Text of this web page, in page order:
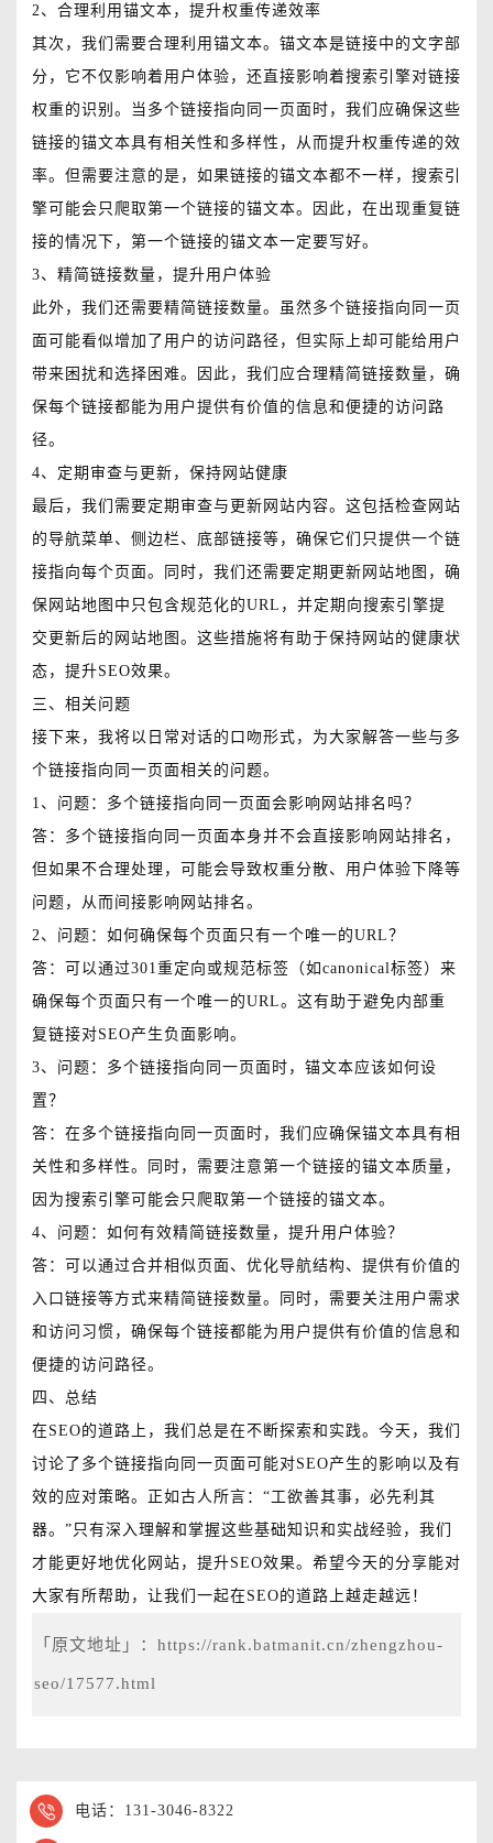
2、合理利用锚文本，提升权重传递效率
其次，我们需要合理利用锚文本。锚文本是链接中的文字部
分，它不仅影响着用户体验，还直接影响着搜索引擎对链接
权重的识别。当多个链接指向同一页面时，我们应确保这些
链接的锚文本具有相关性和多样性，从而提升权重传递的效
率。但需要注意的是，如果链接的锚文本都不一样，搜索引
擎可能会只爬取第一个链接的锚文本。因此，在出现重复链
接的情况下，第一个链接的锚文本一定要写好。
3、精简链接数量，提升用户体验
此外，我们还需要精简链接数量。虽然多个链接指向同一页
面可能看似增加了用户的访问路径，但实际上却可能给用户
带来困扰和选择困难。因此，我们应合理精简链接数量，确
保每个链接都能为用户提供有价值的信息和便捷的访问路
径。
4、定期审查与更新，保持网站健康
最后，我们需要定期审查与更新网站内容。这包括检查网站
的导航菜单、侧边栏、底部链接等，确保它们只提供一个链
接指向每个页面。同时，我们还需要定期更新网站地图，确
保网站地图中只包含规范化的URL，并定期向搜索引擎提
交更新后的网站地图。这些措施将有助于保持网站的健康状
态，提升SEO效果。
三、相关问题
接下来，我将以日常对话的口吻形式，为大家解答一些与多
个链接指向同一页面相关的问题。
1、问题：多个链接指向同一页面会影响网站排名吗？
答：多个链接指向同一页面本身并不会直接影响网站排名，
但如果不合理处理，可能会导致权重分散、用户体验下降等
问题，从而间接影响网站排名。
2、问题：如何确保每个页面只有一个唯一的URL？
答：可以通过301重定向或规范标签（如canonical标签）来
确保每个页面只有一个唯一的URL。这有助于避免内部重
复链接对SEO产生负面影响。
3、问题：多个链接指向同一页面时，锚文本应该如何设
置？
答：在多个链接指向同一页面时，我们应确保锚文本具有相
关性和多样性。同时，需要注意第一个链接的锚文本质量，
因为搜索引擎可能会只爬取第一个链接的锚文本。
4、问题：如何有效精简链接数量，提升用户体验？
答：可以通过合并相似页面、优化导航结构、提供有价值的
入口链接等方式来精简链接数量。同时，需要关注用户需求
和访问习惯，确保每个链接都能为用户提供有价值的信息和
便捷的访问路径。
四、总结
在SEO的道路上，我们总是在不断探索和实践。今天，我们
讨论了多个链接指向同一页面可能对SEO产生的影响以及有
效的应对策略。正如古人所言：“工欲善其事，必先利其
器。”只有深入理解和掌握这些基础知识和实战经验，我们
才能更好地优化网站，提升SEO效果。希望今天的分享能对
大家有所帮助，让我们一起在SEO的道路上越走越远！
「原文地址」：https://rank.batmanit.cn/zhengzhou-
seo/17577.html
电话：131-3046-8322